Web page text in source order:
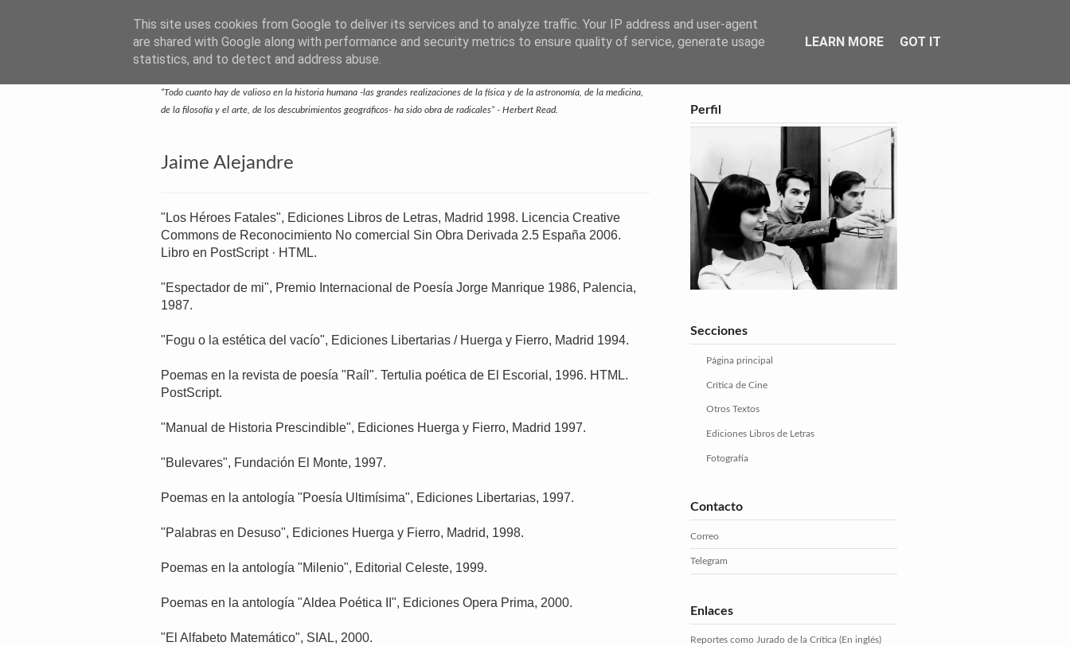
SUBTEXTO.ES
—Escritos de José Ramón Otero Roko—
feed
“Todo cuanto hay de valioso en la historia humana -las grandes realizaciones de la física y de la astronomía, de la medicina,
de la filosofía y el arte, de los descubrimientos geográficos- ha sido obra de radicales” - Herbert Read.
Jaime Alejandre
"Los Héroes Fatales", Ediciones Libros de Letras, Madrid 1998. Licencia Creative
Commons de Reconocimiento No comercial Sin Obra Derivada 2.5 España 2006.
Libro en PostScript · HTML.
"Espectador de mi", Premio Internacional de Poesía Jorge Manrique 1986, Palencia,
1987.
"Fogu o la estética del vacío", Ediciones Libertarias / Huerga y Fierro, Madrid 1994.
Poemas en la revista de poesía "Raíl". Tertulia poética de El Escorial, 1996. HTML.
PostScript.
"Manual de Historia Prescindible", Ediciones Huerga y Fierro, Madrid 1997.
"Bulevares", Fundación El Monte, 1997.
Poemas en la antología "Poesía Ultimísima", Ediciones Libertarias, 1997.
"Palabras en Desuso", Ediciones Huerga y Fierro, Madrid, 1998.
Poemas en la antología "Milenio", Editorial Celeste, 1999.
Poemas en la antología "Aldea Poética II", Ediciones Opera Prima, 2000.
"El Alfabeto Matemático", SIAL, 2000.
Perfil
Secciones
Página principal
Crítica de Cine
Otros Textos
Ediciones Libros de Letras
Fotografía
Contacto
Correo
Telegram
Enlaces
Reportes como Jurado de la Crítica (En inglés)
This site uses cookies from Google to deliver its services and to analyze traffic. Your IP address and user-agent
are shared with Google along with performance and security metrics to ensure quality of service, generate usage
statistics, and to detect and address abuse.
LEARN MORE GOT IT